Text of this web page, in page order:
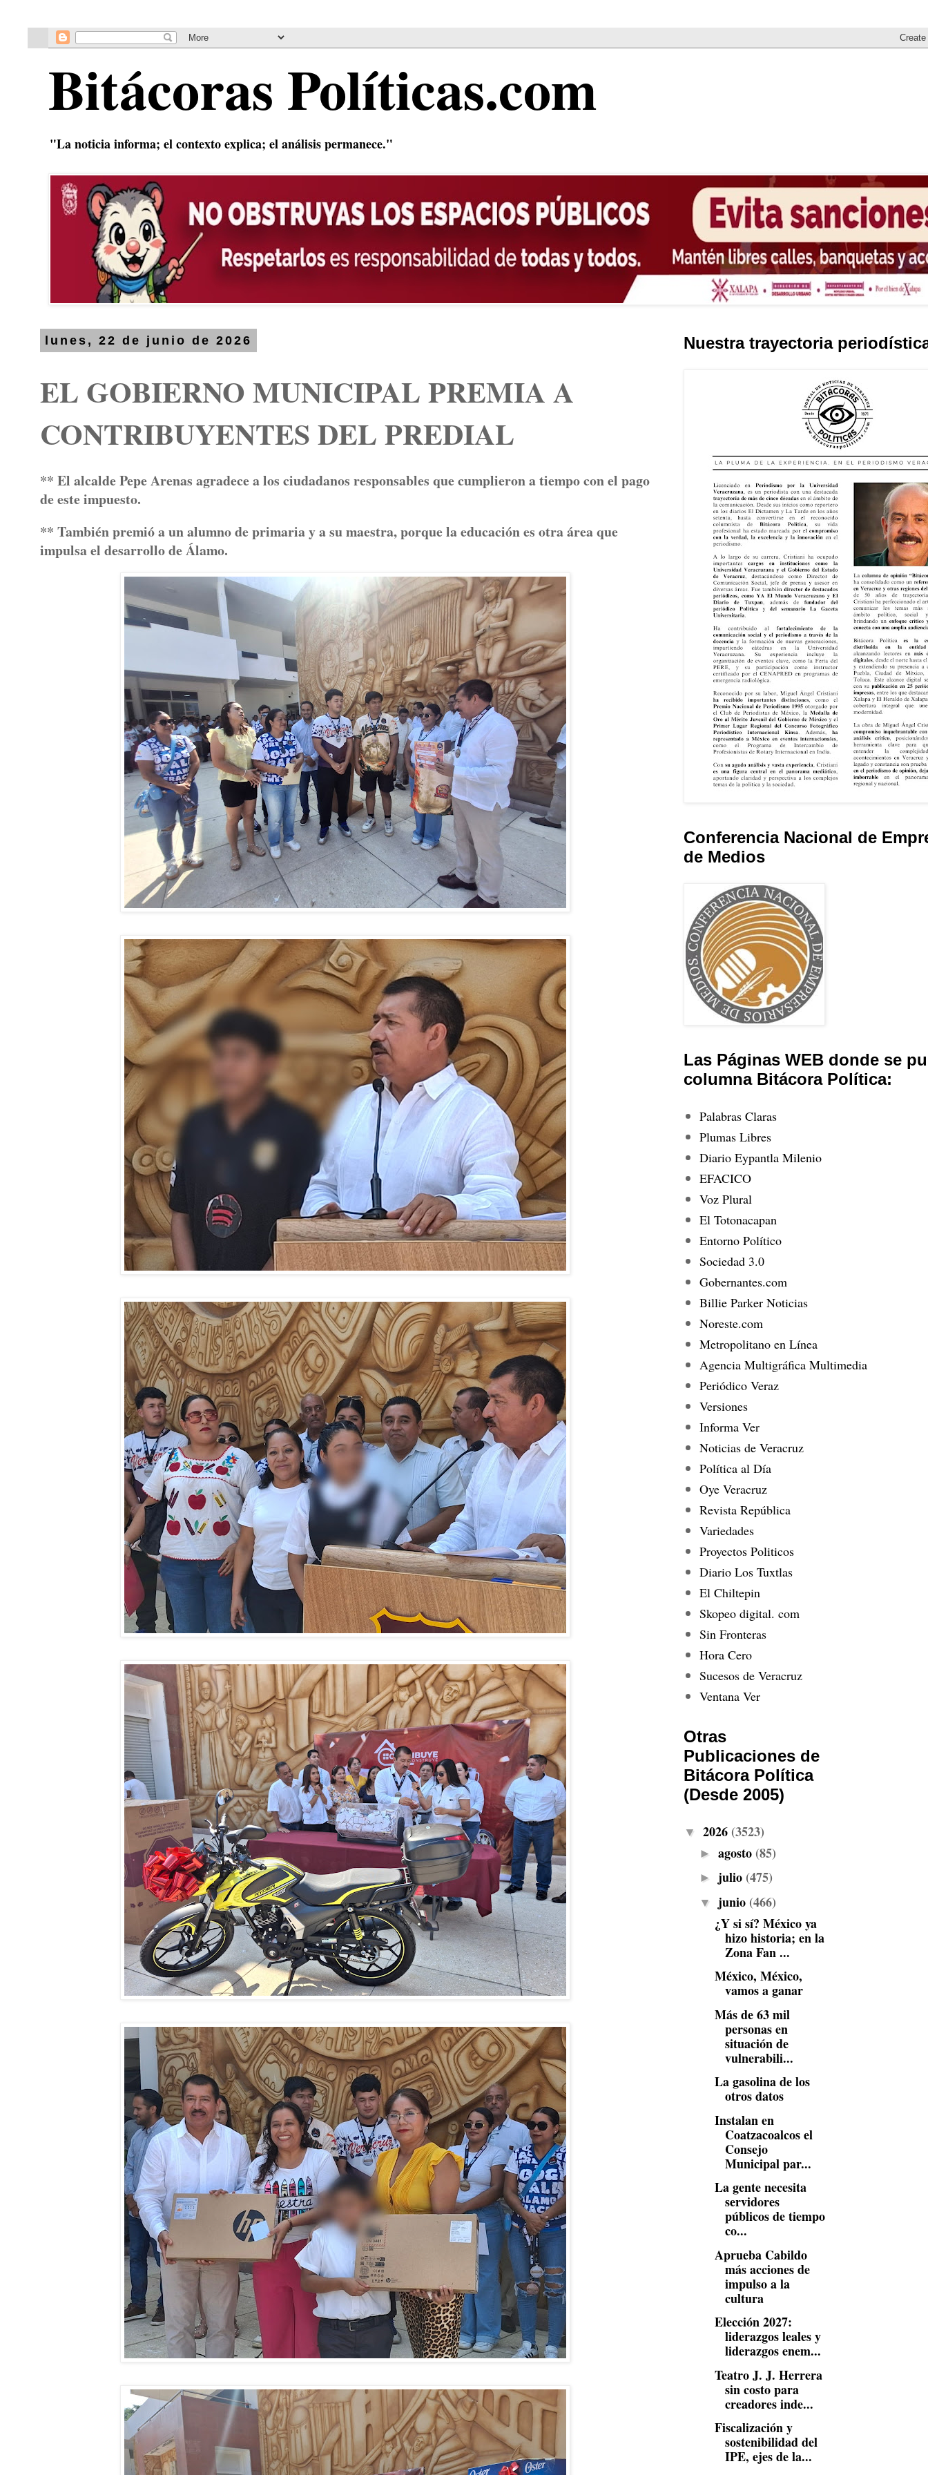
Bitácoras Políticas.com
"La noticia informa; el contexto explica; el análisis permanece."
lunes, 22 de junio de 2026
EL GOBIERNO MUNICIPAL PREMIA A
CONTRIBUYENTES DEL PREDIAL
** El alcalde Pepe Arenas agradece a los ciudadanos responsables que cumplieron a tiempo con el pago
de este impuesto.
** También premió a un alumno de primaria y a su maestra, porque la educación es otra área que
impulsa el desarrollo de Álamo.
Nuestra trayectoria
Conferencia Nacional de
de Medios
Las Páginas WEB donde se
columna Bitácora Política:
Palabras Claras
Plumas Libres
Diario Eypantla Milenio
EFACICO
Voz Plural
El Totonacapan
Entorno Político
Sociedad 3.0
Gobernantes.com
Billie Parker Noticias
Noreste.com
Metropolitano en Línea
Agencia Multigráfica Multimedia
Periódico Veraz
Versiones
Informa Ver
Noticias de Veracruz
Política al Día
Oye Veracruz
Revista República
Variedades
Proyectos Politicos
Diario Los Tuxtlas
El Chiltepin
Skopeo digital. com
Sin Fronteras
Hora Cero
Sucesos de Veracruz
Ventana Ver
Otras
Publicaciones de
Bitácora Política
(Desde 2005)
▼ 2026 (3523)
► agosto (85)
► julio (475)
▼ junio (466)
¿Y si sí? México ya
hizo historia; en la
Zona Fan ...
México, México,
vamos a ganar
Más de 63 mil
personas en
situación de
vulnerabili...
La gasolina de los
otros datos
Instalan en
Coatzacoalcos el
Consejo
Municipal par...
La gente necesita
servidores
públicos de tiempo
co...
Aprueba Cabildo
más acciones de
impulso a la
cultura
Elección 2027:
liderazgos leales y
liderazgos enem...
Teatro J. J. Herrera
sin costo para
creadores inde...
Fiscalización y
sostenibilidad del
IPE, ejes de la...